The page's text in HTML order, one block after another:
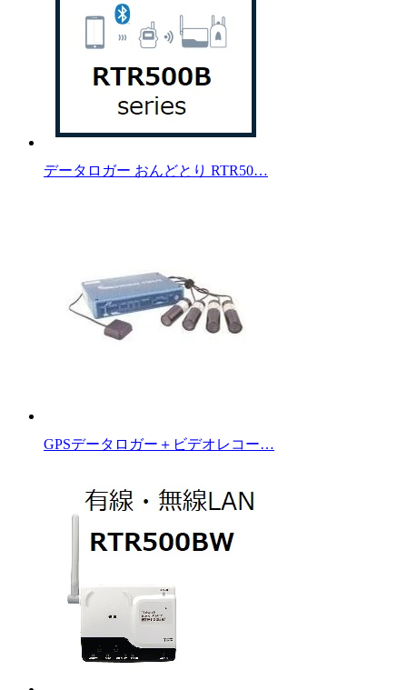
データロガー おんどとり RTR50…
GPSデータロガー＋ビデオレコー…